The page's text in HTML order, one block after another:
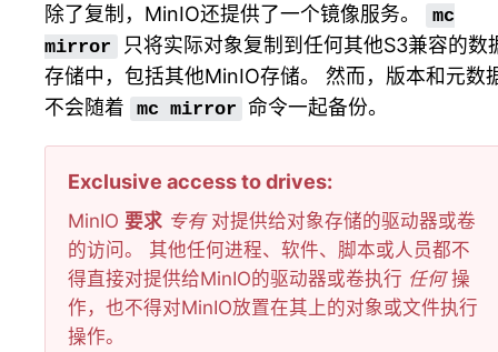
除了复制，MinIO还提供了一个镜像服务。
mc
mirror
只将实际对象复制到任何其他S3兼容的数
存储中，包括其他MinIO存储。 然而，版本和元数
不会随着
mc mirror 命令一起备份。
Exclusive access to drives
MinIO 要求 专有对提供给对象存储的驱动器或卷
的访问。 其他任何进程、软件、脚本或人员都不
得直接对提供给MinIO的驱动器或卷执行 任何操
作，也不得对MinIO放置在其上的对象或文件执行
操作。